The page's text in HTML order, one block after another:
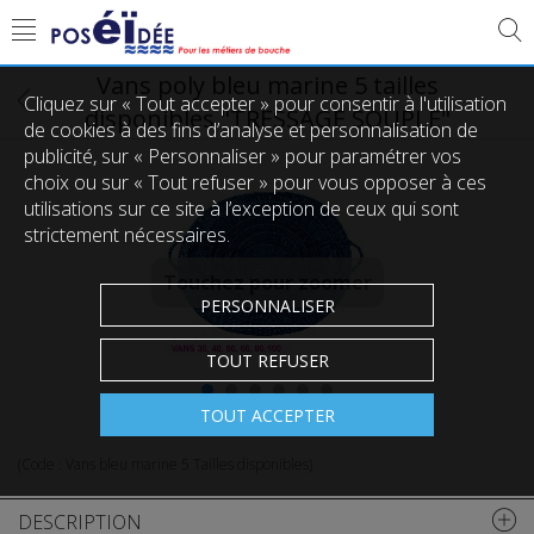
disponibles "TRESSAGE SOUPLE"
Touchez pour zoomer
DESCRIPTION
Cliquez sur « Tout accepter » pour consentir à l'utilisation
de cookies à des fins d’analyse et personnalisation de
publicité, sur « Personnaliser » pour paramétrer vos
choix ou sur « Tout refuser » pour vous opposer à ces
utilisations sur ce site à l’exception de ceux qui sont
strictement nécessaires.
PERSONNALISER
TOUT REFUSER
TOUT ACCEPTER